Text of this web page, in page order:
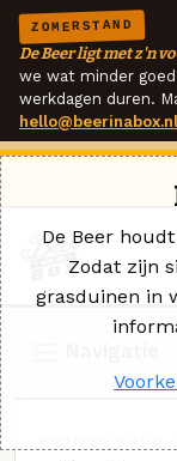
ZOMERSTAND
De Beer ligt met z'n
we wat minder
werkdagen duren.
hello@beerinabox.nl
De Beer
Zodat zijn
grasduinen in